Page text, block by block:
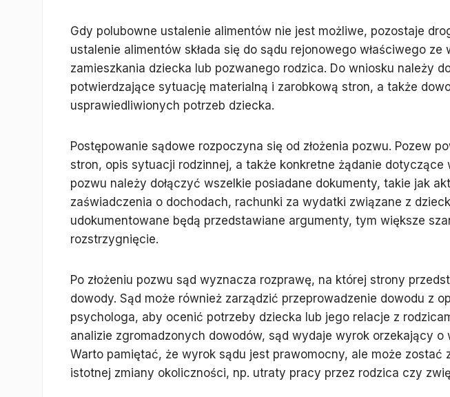
Gdy polubowne ustalenie alimentów nie jest możliwe, pozostaje
ustalenie alimentów składa się do sądu rejonowego właściwego ze
zamieszkania dziecka lub pozwanego rodzica. Do wniosku należy
potwierdzające sytuację materialną i zarobkową stron, a także
usprawiedliwionych potrzeb dziecka.
Postępowanie sądowe rozpoczyna się od złożenia pozwu. Pozew
stron, opis sytuacji rodzinnej, a także konkretne żądanie dotyczące
pozwu należy dołączyć wszelkie posiadane dokumenty, takie jak
zaświadczenia o dochodach, rachunki za wydatki związane z
udokumentowane będą przedstawiane argumenty, tym większe
rozstrzygnięcie.
Po złożeniu pozwu sąd wyznacza rozprawę, na której strony
dowody. Sąd może również zarządzić przeprowadzenie dowodu z
psychologa, aby ocenić potrzeby dziecka lub jego relacje z
analizie zgromadzonych dowodów, sąd wydaje wyrok orzekający o
Warto pamiętać, że wyrok sądu jest prawomocny, ale może zostać
istotnej zmiany okoliczności, np. utraty pracy przez rodzica czy